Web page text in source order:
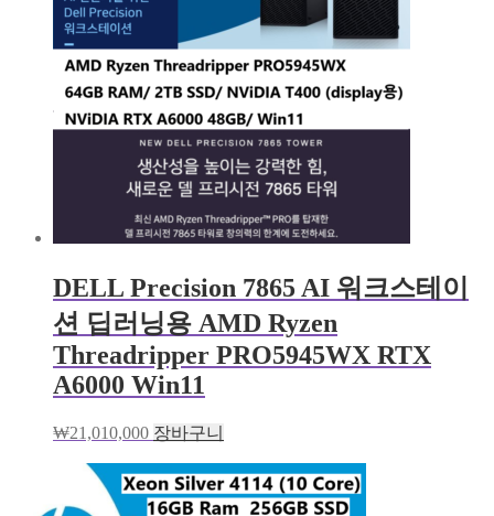
DELL Precision 7865 AI 워크스테이
션 딥러닝용 AMD Ryzen
Threadripper PRO5945WX RTX
A6000 Win11
₩21,010,000 장바구니